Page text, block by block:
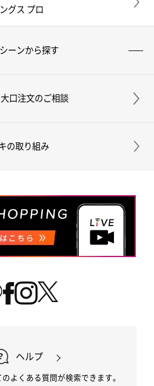
グス プロ
シーンから探す
大口注文のご相談
の取り組み
ヘルプ
よくある質問が検索できます。